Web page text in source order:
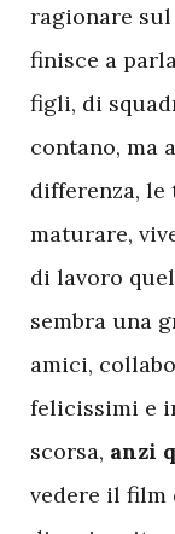
ragionare
finisce a
figli, di
contano, ma
differenza, le
maturare,
di lavoro
sembra una
amici,
felicissimi e
scorsa, anzi
vedere il film